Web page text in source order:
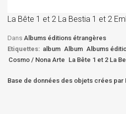
La Bête 1 et 2 La Bestia 1 et 2
Dans Albums éditions étrangères
Etiquettes: album Album Albums
Cosmo / Nona Arte La Bête 1 et 2 La
Base de données des objets crées par